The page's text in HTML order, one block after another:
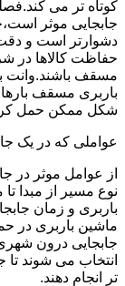
کوتاه تر می
جابجایی موثر
دشوارتر است و
حفاظت کالاها در
مسقف باشند.وانت
باربری مسقف
شکل ممکن حمل
عواملی که در یک
از عوامل موثر در
نوع مسیر از مبدا
باربری و زمان
ماشین باربری در
جابجایی درون
انتخاب می شوند تا
تر انجام دهند.